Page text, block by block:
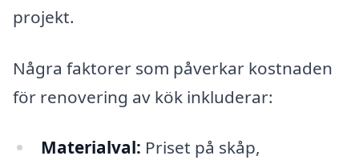
projekt.
Några faktorer som påverkar kostnaden
för renovering av kök inkluderar:
Materialval: Priset på skåp,